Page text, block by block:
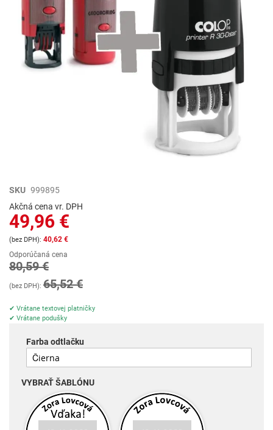
Preskočiť
na
začiatok
galérie
obrázkov
SKU 999895
Akčná cena vr. DPH
49,96 €
40,62 €
Odporúčaná cena
80,59 €
65,52 €
✔ Vrátane textovej platničky
✔ Vrátane podušky
Farba odtlačku
VYBRAŤ ŠABLÓNU